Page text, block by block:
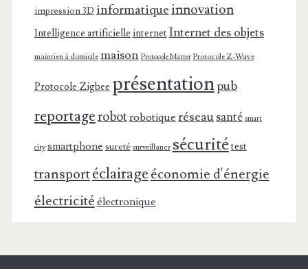
impression 3D informatiqueinnovation
Intelligence artificielle internet Internet des objets
maintien à domicile maison Protocole Matter Protocole Z-Wave
Protocole Zigbee présentationpub
reportagerobotrobotique réseausanté smart
city smartphone sureté surveillance sécuritétest
transportéclairageéconomie d'énergie
électricité électronique